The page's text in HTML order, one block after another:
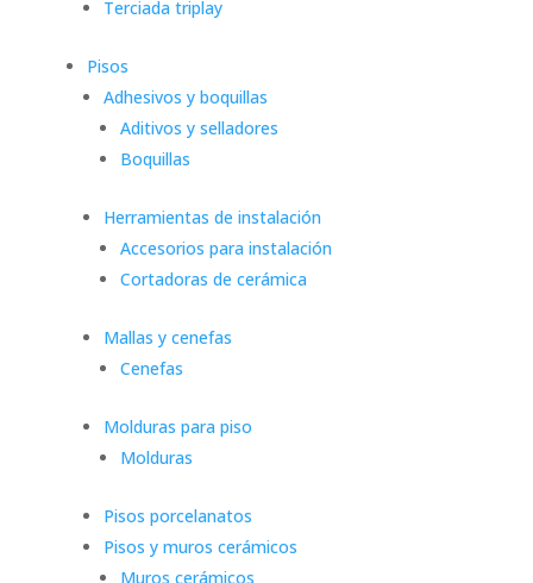
Terciada triplay
Pisos
Adhesivos y boquillas
Aditivos y selladores
Boquillas
Herramientas de instalación
Accesorios para instalación
Cortadoras de cerámica
Mallas y cenefas
Cenefas
Molduras para piso
Molduras
Pisos porcelanatos
Pisos y muros cerámicos
Muros cerámicos